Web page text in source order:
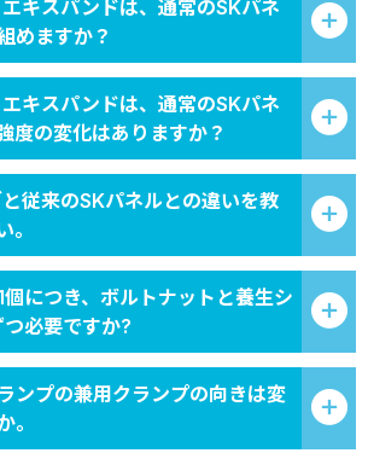
キスパンドは、通常のSKパネ
めますか？
キスパンドは、通常のSKパネ
度の変化はありますか？
従来のSKパネルとの違いを教
。
個につき、ボルトナットと養生シ
必要ですか?
ンプの兼用クランプの向きは変
。